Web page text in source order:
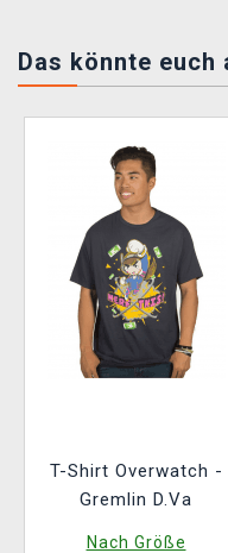
Das könnte euch
T-Shirt Overwatch -
Gremlin D.Va
Nach Größe